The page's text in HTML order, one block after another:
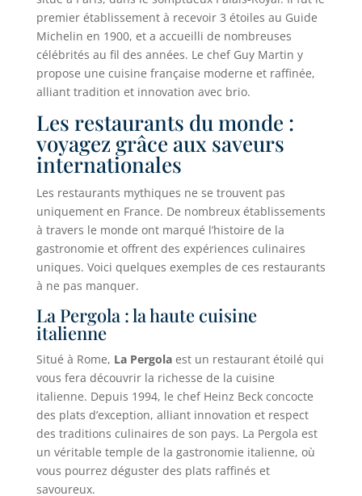
premier établissement à recevoir 3 étoiles au Guide
Michelin en 1900, et a accueilli de nombreuses
célébrités au fil des années. Le chef Guy Martin y
propose une cuisine française moderne et raffinée,
alliant tradition et innovation avec brio.
Les restaurants du monde :
voyagez grâce aux saveurs
internationales
Les restaurants mythiques ne se trouvent pas
uniquement en France. De nombreux établissements
à travers le monde ont marqué l’histoire de la
gastronomie et offrent des expériences culinaires
uniques. Voici quelques exemples de ces restaurants
à ne pas manquer.
La Pergola : la haute cuisine
italienne
Situé à Rome, La Pergolaest un restaurant étoilé qui
vous fera découvrir la richesse de la cuisine
italienne. Depuis 1994, le chef Heinz Beck concocte
des plats d’exception, alliant innovation et respect
des traditions culinaires de son pays. La Pergola est
un véritable temple de la gastronomie italienne, où
vous pourrez déguster des plats raffinés et
savoureux.